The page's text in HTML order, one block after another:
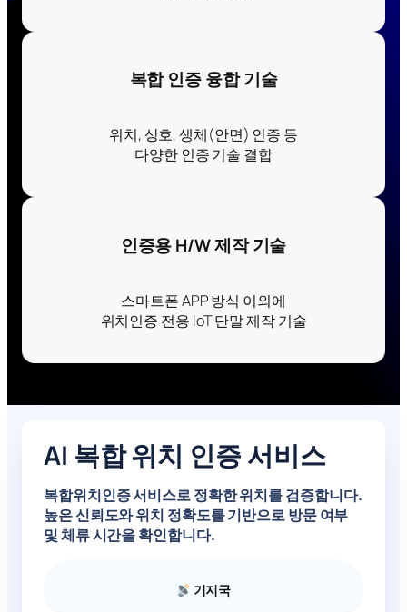
복합 인증 융합 기술
위치, 상호, 생체(안면) 인증 등
다양한 인증 기술 결합
인증용 H/W 제작 기술
스마트폰 APP 방식 이외에
위치인증 전용 IoT 단말 제작 기술
AI 복합 위치 인증 서비스
복합위치인증 서비스로정확한 위치를 검증합니다.
높은 신뢰도와 위치 정확도를 기반으로 방문 여부
및 체류 시간을 확인합니다.
기지국